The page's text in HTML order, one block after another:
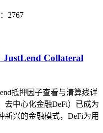
2767
Collateral
抵押因子查看与清算线详
去中心化金融DeFi）已成为
新兴的金融模式，DeFi为用